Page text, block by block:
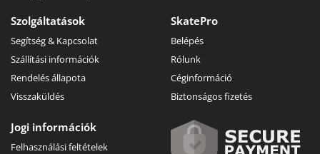
Szolgáltatások
Segítség & Kapcsolat
Szállítási információk
Rendelés állapota
Visszaküldés
SkatePro
Belépés
Rólunk
Céginformáció
Biztonságos fizetés
Jogi információk
Felhasználási feltételek